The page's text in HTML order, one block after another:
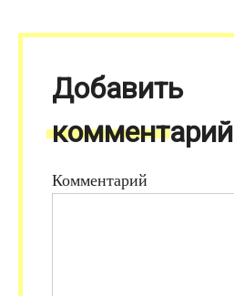
Добавить
комментарий
Комментарий